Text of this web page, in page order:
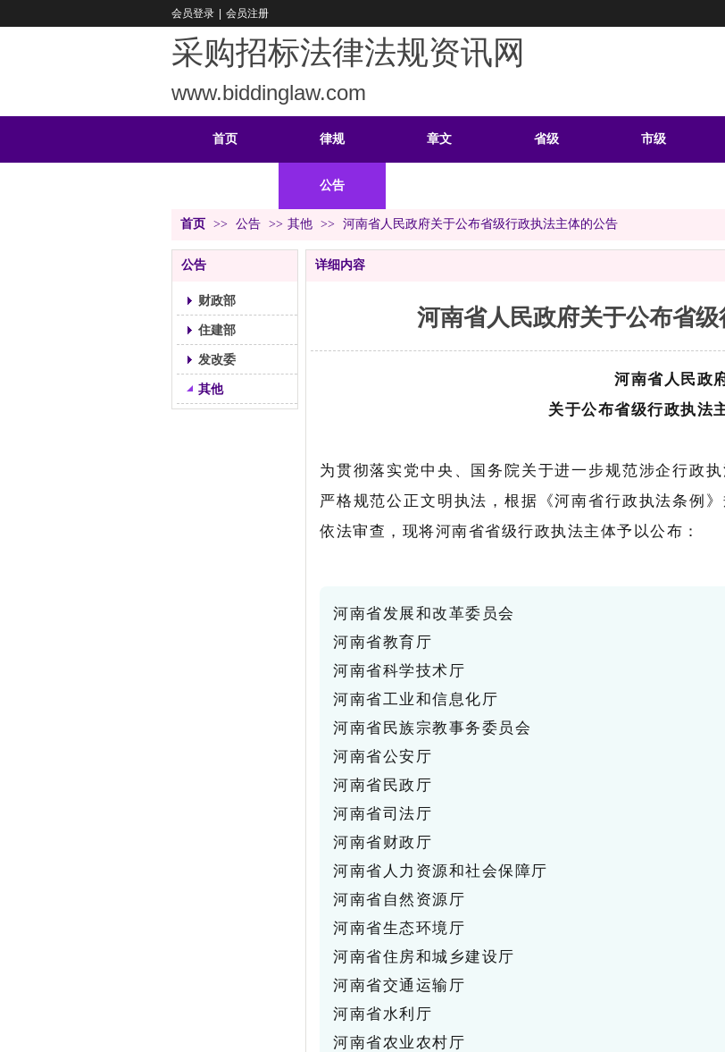
采购招标法律法规资讯网
www.biddinglaw.com
会员登录 会员注册
首页 律规 章文 省级 市级
公告
首页 >> 公告 >> 其他 >> 河南省人民政府关于公布省级行政执法主体的公告
公告
财政部
住建部
发改委
其他
详细内容
河南省人民政府关于公布省
河南省人民政
关于公布省级行政执法
为贯彻落实党中央、国务院关于进一步规范涉企行政
严格规范公正文明执法，根据《河南省行政执法条例
依法审查，现将河南省省级行政执法主体予以公布：
河南省发展和改革委员会
河南省教育厅
河南省科学技术厅
河南省工业和信息化厅
河南省民族宗教事务委员会
河南省公安厅
河南省民政厅
河南省司法厅
河南省财政厅
河南省人力资源和社会保障厅
河南省自然资源厅
河南省生态环境厅
河南省住房和城乡建设厅
河南省交通运输厅
河南省水利厅
河南省农业农村厅